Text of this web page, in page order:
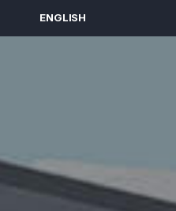
ENGLISH